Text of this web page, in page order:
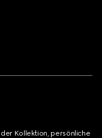
Kollektion, persönliche